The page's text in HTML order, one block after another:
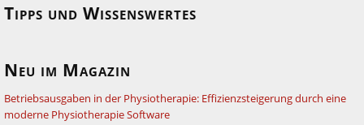
Tipps und Wissenswertes
Neu im Magazin
Betriebsausgaben in der Physiotherapie: Effizienzsteigerung durch eine
moderne Physiotherapie Software